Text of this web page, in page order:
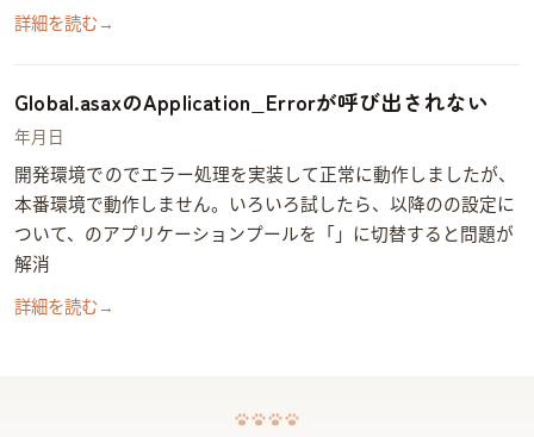
下のよう…
詳細を読む →
Global.asaxのApplication_Errorが呼び出されない
2014年5月26日
開発環境でGlobal.asaxのApplication_Errorでエラー処理を実装して正常に動作しましたが、
本番環境で動作しません。いろいろ試したら、IIS7以降のWebSiteの設定に
ついて、Web Applicationのアプリケーションプールを「Classic .NET AppPool」に切替すると問題が
解消…
詳細を読む →